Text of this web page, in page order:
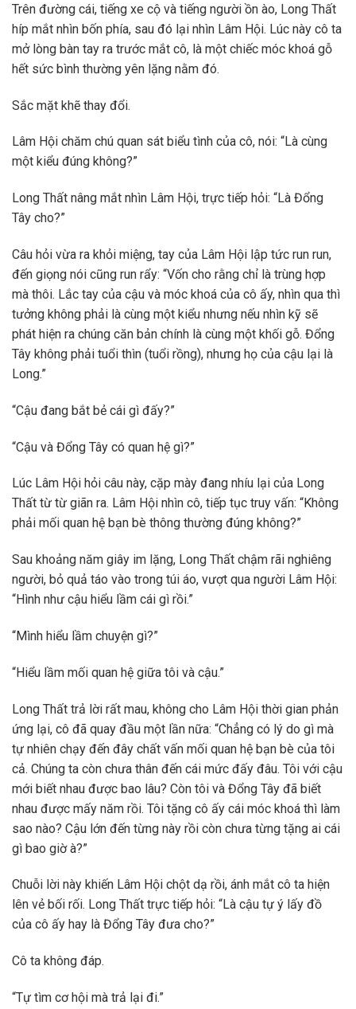
Trên đường cái, tiếng xe cộ và tiếng người ồn ào, Long Thất
híp mắt nhìn bốn phía, sau đó lại nhìn Lâm Hội. Lúc này cô ta
mở lòng bàn tay ra trước mắt cô, là một chiếc móc khoá gỗ
hết sức bình thường yên lặng nằm đó.
Sắc mặt khẽ thay đổi.
Lâm Hội chăm chú quan sát biểu tình của cô, nói: “Là cùng
một kiểu đúng không?”
Long Thất nâng mắt nhìn Lâm Hội, trực tiếp hỏi: “Là Đổng
Tây cho?”
Câu hỏi vừa ra khỏi miệng, tay của Lâm Hội lập tức run run,
đến giọng nói cũng run rẩy: “Vốn cho rằng chỉ là trùng hợp
mà thôi. Lắc tay của cậu và móc khoá của cô ấy, nhìn qua thì
tưởng không phải là cùng một kiểu nhưng nếu nhìn kỹ sẽ
phát hiện ra chúng căn bản chính là cùng một khối gỗ. Đổng
Tây không phải tuổi thìn (tuổi rồng), nhưng họ của cậu lại là
Long.”
“Cậu đang bắt bẻ cái gì đấy?”
“Cậu và Đổng Tây có quan hệ gì?”
Lúc Lâm Hội hỏi câu này, cặp mày đang nhíu lại của Long
Thất từ từ giãn ra. Lâm Hội nhìn cô, tiếp tục truy vấn: “Không
phải mối quan hệ bạn bè thông thường đúng không?”
Sau khoảng năm giây im lặng, Long Thất chậm rãi nghiêng
người, bỏ quả táo vào trong túi áo, vượt qua người Lâm Hội:
“Hình như cậu hiểu lầm cái gì rồi.”
“Mình hiểu lầm chuyện gì?”
“Hiểu lầm mối quan hệ giữa tôi và cậu.”
Long Thất trả lời rất mau, không cho Lâm Hội thời gian phản
ứng lại, cô đã quay đầu một lần nữa: “Chẳng có lý do gì mà
tự nhiên chạy đến đây chất vấn mối quan hệ bạn bè của tôi
cả. Chúng ta còn chưa thân đến cái mức đấy đâu. Tôi với cậu
mới biết nhau được bao lâu? Còn tôi và Đổng Tây đã biết
nhau được mấy năm rồi. Tôi tặng cô ấy cái móc khoá thì làm
sao nào? Cậu lớn đến từng này rồi còn chưa từng tặng ai cái
gì bao giờ à?”
Chuỗi lời này khiến Lâm Hội chột dạ rồi, ánh mắt cô ta hiện
lên vẻ bối rối. Long Thất trực tiếp hỏi: “Là cậu tự ý lấy đồ
của cô ấy hay là Đổng Tây đưa cho?”
Cô ta không đáp.
“Tự tìm cơ hội mà trả lại đi.”